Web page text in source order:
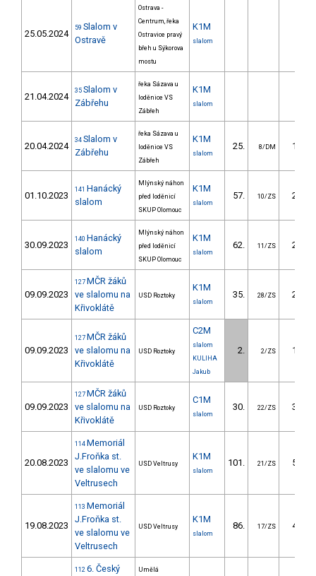
25.05.2024
59 Slalom v
Ostravě
Ostrava -
Centrum, řeka
Ostravice pravý
břeh u Sýkorova
mostu
K1M
slalom
21.04.2024
35 Slalom v
Zábřehu
řeka Sázava u
loděnice VS
Zábřeh
K1M
slalom
20.04.2024
34 Slalom v
Zábřehu
řeka Sázava u
loděnice VS
Zábřeh
K1M
slalom
25. 8/DM 18.80
01.10.2023
141 Hanácký
slalom
Mlýnský náhon
před loděnicí
SKUP Olomouc
K1M
slalom
57. 10/ZS 25.00
30.09.2023
140 Hanácký
slalom
Mlýnský náhon
před loděnicí
SKUP Olomouc
K1M
slalom
62. 11/ZS 24.00
09.09.2023
127 MČR žáků
ve slalomu na
Křivoklátě
USD Roztoky
K1M
slalom
35. 28/ZS 26.24
09.09.2023
127 MČR žáků
ve slalomu na
Křivoklátě
USD Roztoky
C2M
slalom
KULIHA
Jakub
2. 2/ZS 18.18
09.09.2023
127 MČR žáků
ve slalomu na
Křivoklátě
USD Roztoky
C1M
slalom
30. 22/ZS 37.96
20.08.2023
114 Memoriál
J.Froňka st.
ve slalomu ve
Veltrusech
USD Veltrusy
K1M
slalom
101. 21/ZS 52.78
19.08.2023
113 Memoriál
J.Froňka st.
ve slalomu ve
Veltrusech
USD Veltrusy
K1M
slalom
86. 17/ZS 44.86
112 6. Český
Umělá